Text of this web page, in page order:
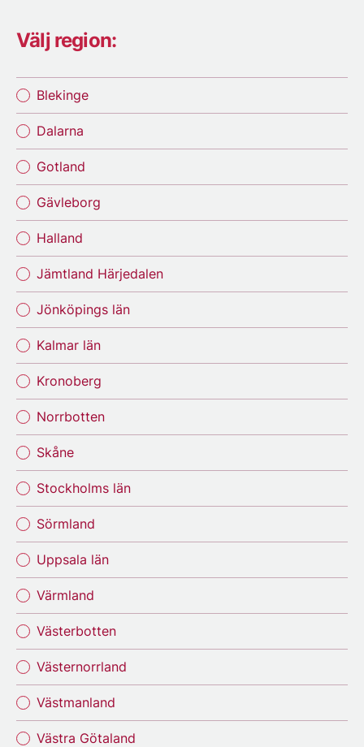
Välj region:
Blekinge
Dalarna
Gotland
Gävleborg
Halland
Jämtland Härjedalen
Jönköpings län
Kalmar län
Kronoberg
Norrbotten
Skåne
Stockholms län
Sörmland
Uppsala län
Värmland
Västerbotten
Västernorrland
Västmanland
Västra Götaland